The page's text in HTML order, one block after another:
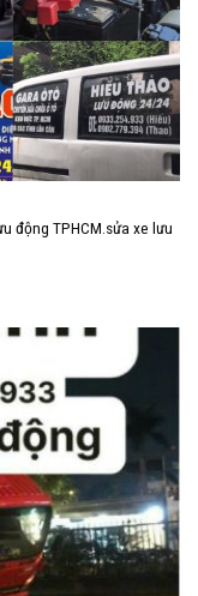
động TPHCM.sửa xe lưu